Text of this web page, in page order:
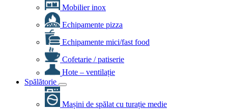
Mobilier inox
Echipamente pizza
Echipamente mici/fast food
Cofetarie / patiserie
Hote – ventilație
Spălătorie
Mașini de spălat cu turație medie